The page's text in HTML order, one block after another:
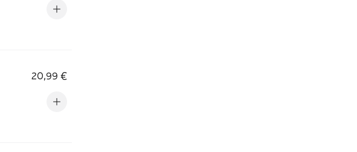
20,99 €